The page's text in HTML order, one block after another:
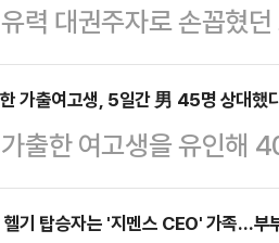
의깊게 들여다보고 있
낸…
용기도 필요하다"며 "
백의종군으로 마중물
장은 자신과 비전을 함
하겠다고 말했다.오 시
사라진다고…
력 대권주자로 손꼽혔
언했다. 국민의힘 대선
11시 서울 여의도 국민
게나마 내 한몸 비켜드
대선에 출마하지 않겠
을 하겠다"고 밝혔다.
가출여고생, 5일간 男 45명 상대했
출한 여고생을 유인해
이 체포됐다.지난 9일
여고생을 성매매를 시킨
헬기 탑승자는 '지멘스 CEO' 가족…부